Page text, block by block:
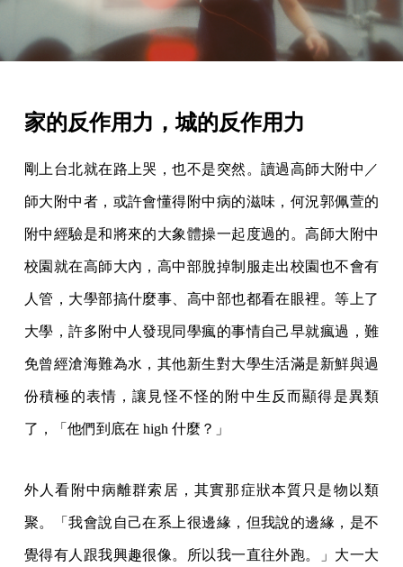
家的反作用力，城的反作用力
剛上台北就在路上哭，也不是突然。讀過高師大附中／
師大附中者，或許會懂得附中病的滋味，何況郭佩萱的
附中經驗是和將來的大象體操一起度過的。高師大附中
校園就在高師大內，高中部脫掉制服走出校園也不會有
人管，大學部搞什麼事、高中部也都看在眼裡。等上了
大學，許多附中人發現同學瘋的事情自己早就瘋過，難
免曾經滄海難為水，其他新生對大學生活滿是新鮮與過
份積極的表情，讓見怪不怪的附中生反而顯得是異類
了，「他們到底在 high 什麼？」
外人看附中病離群索居，其實那症狀本質只是物以類
聚。「我會說自己在系上很邊緣，但我說的邊緣，是不
覺得有人跟我興趣很像。所以我一直往外跑。」大一大